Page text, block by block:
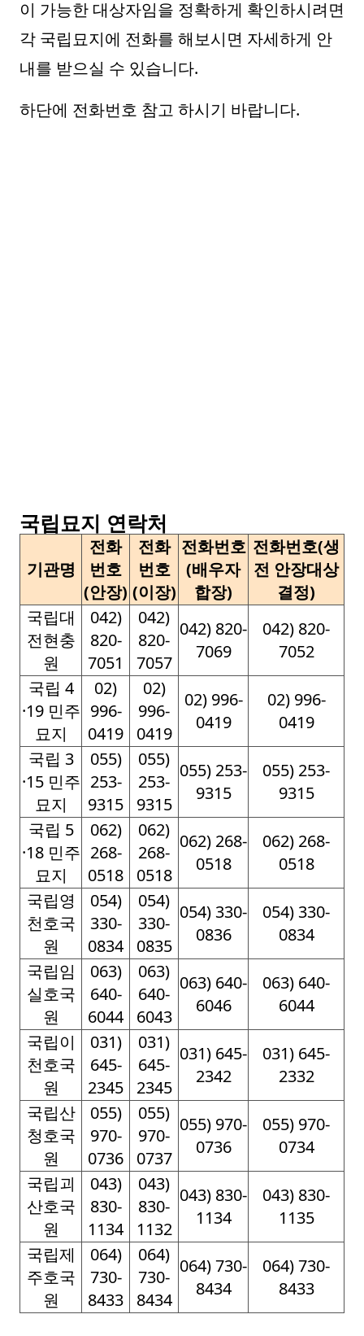
이 가능한 대상자임을 정확하게 확인하시려면
각 국립묘지에 전화를 해보시면 자세하게 안
내를 받으실 수 있습니다.
하단에 전화번호 참고 하시기 바랍니다.
국립묘지 연락처
기관명
전화
번호
(안장)
전화
번호
(이장)
전화번호
(배우자
합장)
전화번호(생
전 안장대상
결정)
국립대
전현충
원
042)
820-
7051
042)
820-
7057
042) 820-
7069
042) 820-
7052
국립 4
·19 민주
묘지
02)
996-
0419
02)
996-
0419
02) 996-
0419
02) 996-
0419
국립 3
·15 민주
묘지
055)
253-
9315
055)
253-
9315
055) 253-
9315
055) 253-
9315
국립 5
·18 민주
묘지
062)
268-
0518
062)
268-
0518
062) 268-
0518
062) 268-
0518
국립영
천호국
원
054)
330-
0834
054)
330-
0835
054) 330-
0836
054) 330-
0834
국립임
실호국
원
063)
640-
6044
063)
640-
6043
063) 640-
6046
063) 640-
6044
국립이
천호국
원
031)
645-
2345
031)
645-
2345
031) 645-
2342
031) 645-
2332
국립산
청호국
원
055)
970-
0736
055)
970-
0737
055) 970-
0736
055) 970-
0734
국립괴
산호국
원
043)
830-
1134
043)
830-
1132
043) 830-
1134
043) 830-
1135
국립제
주호국
원
064)
730-
8433
064)
730-
8434
064) 730-
8434
064) 730-
8433